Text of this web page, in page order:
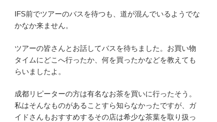
IFS前でツアーのバスを待つも、道が混んでいるようでな
かなか来ません。
ツアーの皆さんとお話してバスを待ちました。お買い物
タイムにどこへ行ったか、何を買ったかなどを教えても
らいましたよ。
成都リピーターの方は有名なお茶を買いに行ったそう。
私はそんなものがあることすら知らなかったですが、ガ
イドさんもおすすめするその店は希少な茶葉を取り扱っ